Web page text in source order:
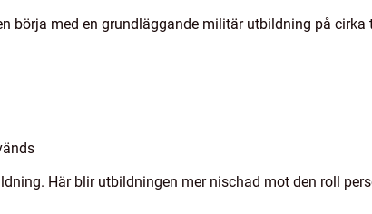
börja med en grundläggande militär utbildning på cirka
Här blir utbildningen mer nischad mot den roll